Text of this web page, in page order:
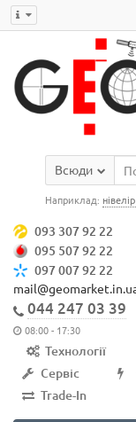
Всюди
Наприклад:
093 307 92 22
095 507 92 22
097 007 92 22
044 247 03 39
08:00 - 17:30
Технології
Сервіс
Trade-In